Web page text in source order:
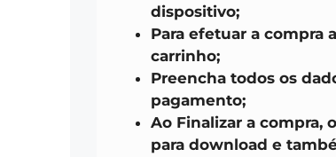
dispositivo;
Para efetuar a compra
carrinho;
Preencha todos os
pagamento;
Ao Finalizar a compra,
para download e